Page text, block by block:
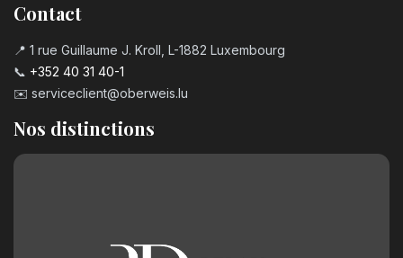
Contact
📍 1 rue Guillaume J. Kroll, L-1882 Luxembourg
📞 +352 40 31 40-1
✉️ serviceclient@oberweis.lu
Nos distinctions